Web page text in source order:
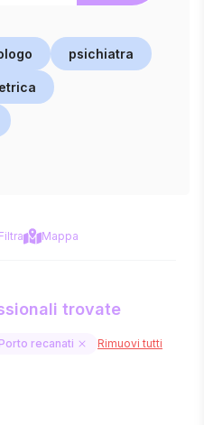
psichiatra
Filtra Mappa
trovate
recanati Rimuovi tutti